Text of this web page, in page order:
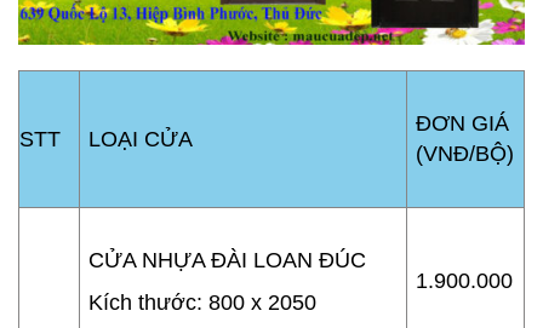
STT LOẠI CỬA
ĐƠN GIÁ
(VNĐ/BỘ)
CỬA NHỰA ĐÀI LOAN ĐÚC
Kích thước: 800 x 2050
1.900.000